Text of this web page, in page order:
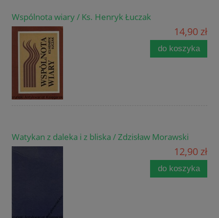
Wspólnota wiary / Ks. Henryk Łuczak
14,90 zł
do koszyka
Watykan z daleka i z bliska / Zdzisław Morawski
12,90 zł
do koszyka